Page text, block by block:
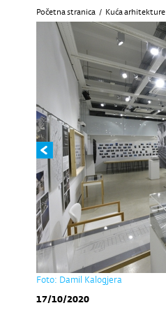
Početna stranica / Kuća arhitekture
Foto: Damil Kalogjera
17/10/2020